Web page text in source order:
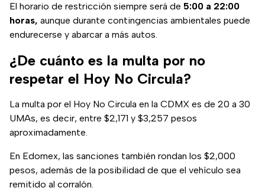
El horario de restricción siempre será de 5:00 a 22:00
horas, aunque durante contingencias ambientales puede
endurecerse y abarcar a más autos.
¿De cuánto es la multa por no
respetar el Hoy No Circula?
La multa por el Hoy No Circula en la CDMX es de 20 a 30
UMAs, es decir, entre $2,171 y $3,257 pesos
aproximadamente.
En Edomex, las sanciones también rondan los $2,000
pesos, además de la posibilidad de que el vehículo sea
remitido al corralón.